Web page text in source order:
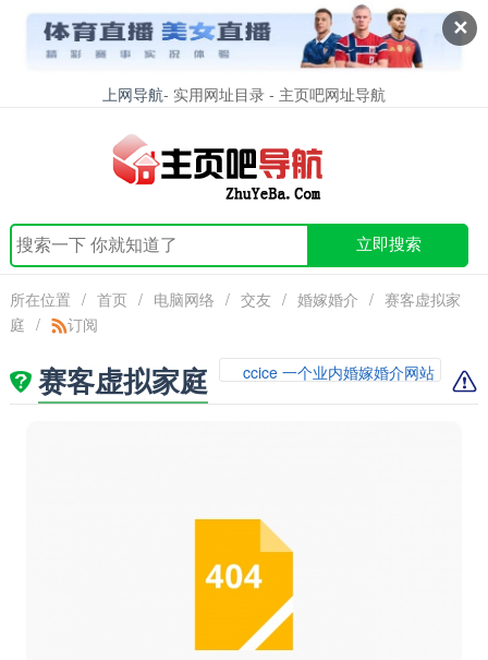
✕
上网导航- 实用网址目录 - 主页吧网址导航
立即搜索
所在位置 / 首页 / 电脑网络 / 交友 / 婚嫁婚介 / 赛客虚拟家
庭 / 订阅
赛客虚拟家庭 ccice 一个业内婚嫁婚介网站